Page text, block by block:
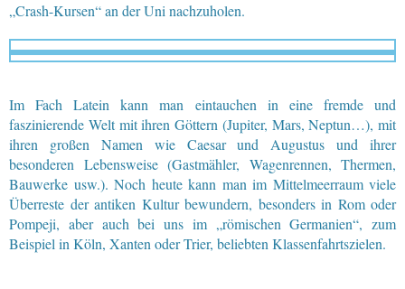
„Crash-Kursen“ an der Uni nachzuholen.
Im Fach Latein kann man eintauchen in eine fremde und
faszinierende Welt mit ihren Göttern (Jupiter, Mars, Neptun…), mit
ihren großen Namen wie Caesar und Augustus und ihrer
besonderen Lebensweise (Gastmähler, Wagenrennen, Thermen,
Bauwerke usw.). Noch heute kann man im Mittelmeerraum viele
Überreste der antiken Kultur bewundern, besonders in Rom oder
Pompeji, aber auch bei uns im „römischen Germanien“, zum
Beispiel in Köln, Xanten oder Trier, beliebten Klassenfahrtszielen.